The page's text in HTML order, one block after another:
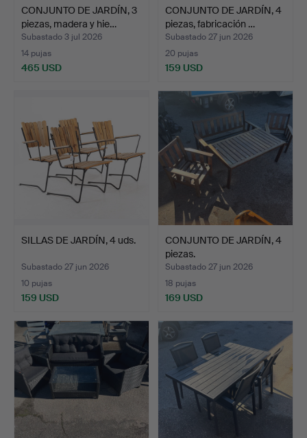
CONJUNTO DE JARDÍN, 3
piezas, madera y hie…
Subastado 3 jul 2026
14 pujas
465 USD
CONJUNTO DE JARDÍN, 4
piezas, fabricación …
Subastado 27 jun 2026
20 pujas
159 USD
SILLAS DE JARDÍN, 4 uds.
Subastado 27 jun 2026
10 pujas
159 USD
CONJUNTO DE JARDÍN, 4
piezas.
Subastado 27 jun 2026
18 pujas
169 USD